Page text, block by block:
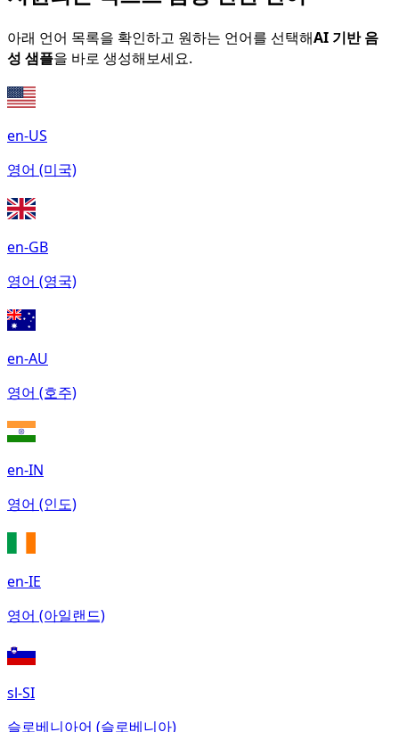
아래 언어 목록을 확인하고 원하는 언어를 선택해AI 기반 음
성 샘플을 바로 생성해보세요.
en-US
영어 (미국)
en-GB
영어 (영국)
en-AU
영어 (호주)
en-IN
영어 (인도)
en-IE
영어 (아일랜드)
sl-SI
슬로베니아어 (슬로베니아)